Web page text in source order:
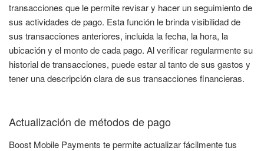
transacciones que le permite revisar y hacer un seguimiento de
sus actividades de pago. Esta función le brinda visibilidad de
sus transacciones anteriores, incluida la fecha, la hora, la
ubicación y el monto de cada pago. Al verificar regularmente su
historial de transacciones, puede estar al tanto de sus gastos y
tener una descripción clara de sus transacciones financieras.
Actualización de métodos de pago
Boost Mobile Payments te permite actualizar fácilmente tus